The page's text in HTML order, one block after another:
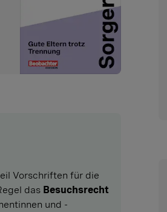
Vorschriften für die
das Besuchsrecht
und -